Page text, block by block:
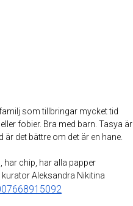
som tillbringar mycket tid
fobier. Bra med barn. Tasya är
det bättre om det är en hane.
har chip, har alla papper
Aleksandra Nikitina